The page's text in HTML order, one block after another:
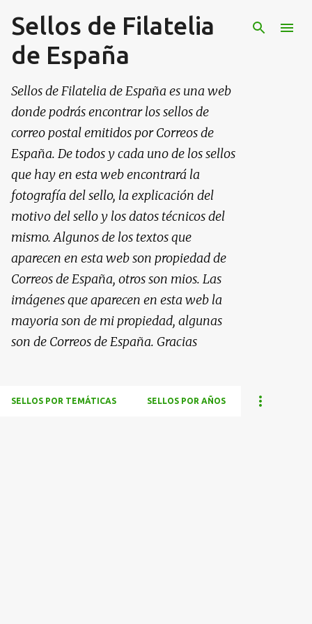
Ir al contenido principal
Sellos de Filatelia
de España
Sellos de Filatelia de España es una web
donde podrás encontrar los sellos de
correo postal emitidos por Correos de
España. De todos y cada uno de los sellos
que hay en esta web encontrará la
fotografía del sello, la explicación del
motivo del sello y los datos técnicos del
mismo. Algunos de los textos que
aparecen en esta web son propiedad de
Correos de España, otros son mios. Las
imágenes que aparecen en esta web la
mayoria son de mi propiedad, algunas
son de Correos de España. Gracias
SELLOS POR TEMÁTICAS SELLOS POR AÑOS